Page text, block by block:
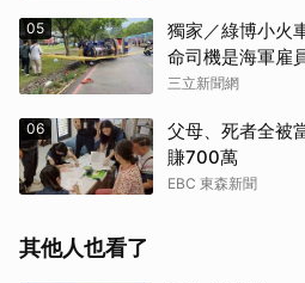
05
獨家／綠博小火
命司機是海軍雇
三立新聞網
06
父母、死者全被
賺700萬
EBC 東森新聞
其他人也看了